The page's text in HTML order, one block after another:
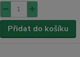
Přidat do košíku